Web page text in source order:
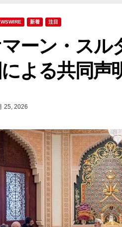
新着 注目
ーン・スル
よる共同声
25, 2026